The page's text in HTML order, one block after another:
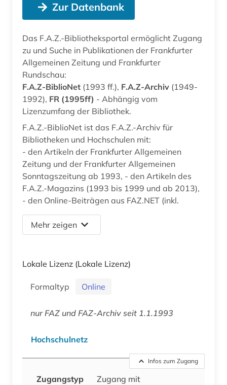
Zur Datenbank
Das F.A.Z.-Bibliotheksportal ermöglicht Zugang
zu und Suche in Publikationen der Frankfurter
Allgemeinen Zeitung und Frankfurter
Rundschau:
F.A.Z-BiblioNet (1993 ff.), F.A.Z-Archiv (1949-
1992), FR (1995ff) - Abhängig vom
Lizenzumfang der Bibliothek.
F.A.Z.-BiblioNet ist das F.A.Z.-Archiv für
Bibliotheken und Hochschulen mit:
- den Artikeln der Frankfurter Allgemeinen
Zeitung und der Frankfurter Allgemeinen
Sonntagszeitung ab 1993, - den Artikeln des
F.A.Z.-Magazins (1993 bis 1999 und ab 2013),
- den Online-Beiträgen aus FAZ.NET (inkl.
Mehr zeigen
Lokale Lizenz (Lokale Lizenz)
Formaltyp Online
nur FAZ und FAZ-Archiv seit 1.1.1993
Hochschulnetz
Infos zum Zugang
Zugangstyp
Zugang mit